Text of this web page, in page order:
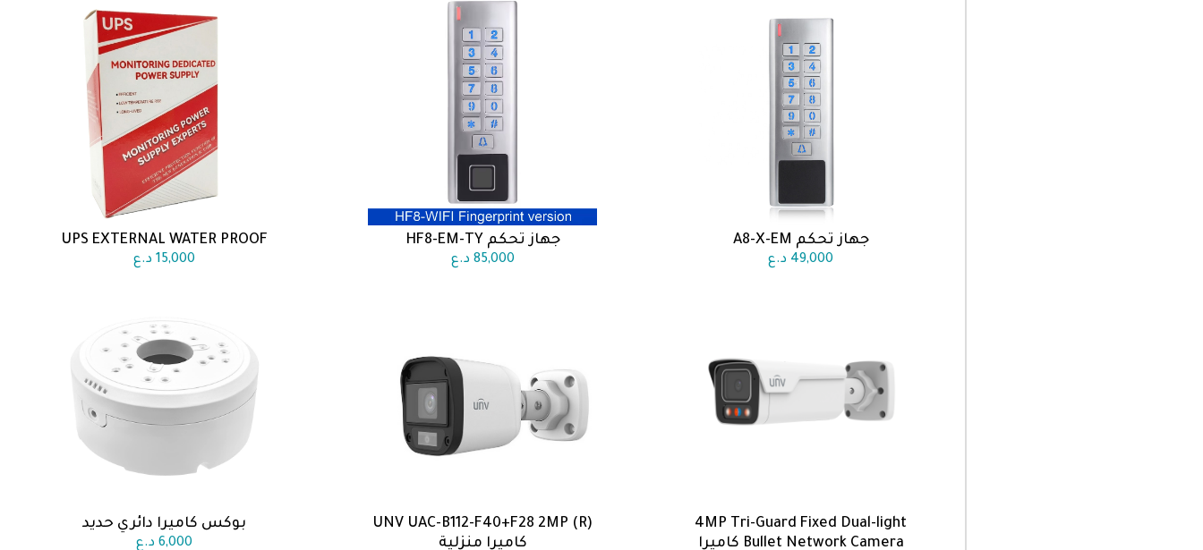
اضف الى السلة
جهاز تحكم A8-X-EM
49,000 د.ع
اضف الى السلة
جهاز تحكم HF8-EM-TY
85,000 د.ع
اضف الى السلة
UPS EXTERNAL WATER PROOF
15,000 د.ع
اضف الى السلة
4MP Tri-Guard Fixed Dual-light
Bullet Network Camera كاميرا
اضف الى السلة
UNV UAC-B112-F40+F28 2MP (R)
كاميرا منزلية
اضف الى السلة
بوكس كاميرا دائري حديد
6,000د.ع